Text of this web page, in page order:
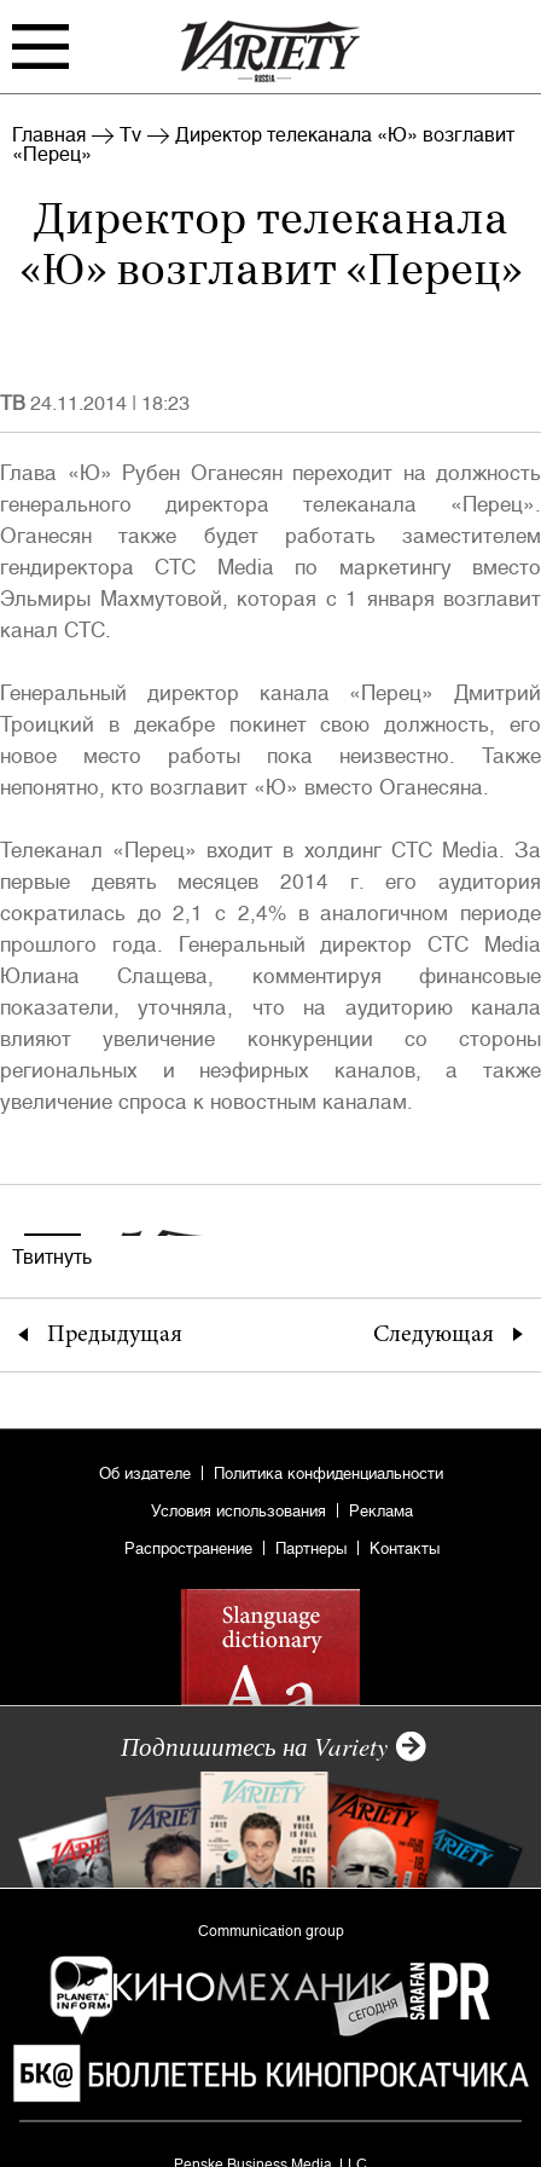
FILM TV
RANKING INDUSTRY
EVENTS ARCHIVE
Войти
Полная версия сайта
Главная Tv
Директор телеканала «Ю» возглавит
«Перец»
Директор телеканала
«Ю» возглавит «Перец»
ТВ 24.11.2014 | 18:23
Глава «Ю» Рубен Оганесян переходит на должность
генерального директора телеканала «Перец».
Оганесян также будет работать заместителем
гендиректора СТС Media по маркетингу вместо
Эльмиры Махмутовой, которая с 1 января возглавит
канал СТС.
Генеральный директор канала «Перец» Дмитрий
Троицкий в декабре покинет свою должность, его
новое место работы пока неизвестно. Также
непонятно, кто возглавит «Ю» вместо Оганесяна.
Телеканал «Перец» входит в холдинг CTC Media. За
первые девять месяцев 2014 г. его аудитория
сократилась до 2,1 с 2,4% в аналогичном периоде
прошлого года. Генеральный директор CTC Media
Юлиана Слащева, комментируя финансовые
показатели, уточняла, что на аудиторию канала
влияют увеличение конкуренции со стороны
региональных и неэфирных каналов, а также
увеличение спроса к новостным каналам.
Твитнуть
Предыдущая Следующая
Об издателе Политика конфиденциальности
Условия использования Реклама
Распространение Партнеры Контакты
Подпишитесь на Variety
Communication group
«Planeta Inform»